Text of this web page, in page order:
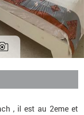
, il est au 2eme et